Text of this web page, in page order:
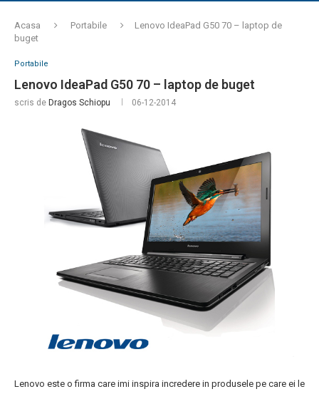
Acasa Portabile
Lenovo IdeaPad G50 70 – laptop de
buget
Portabile
Lenovo IdeaPad G50 70 – laptop de buget
scris de Dragos Schiopu 06-12-2014
Lenovo este o firma care imi inspira incredere in produsele pe care ei le